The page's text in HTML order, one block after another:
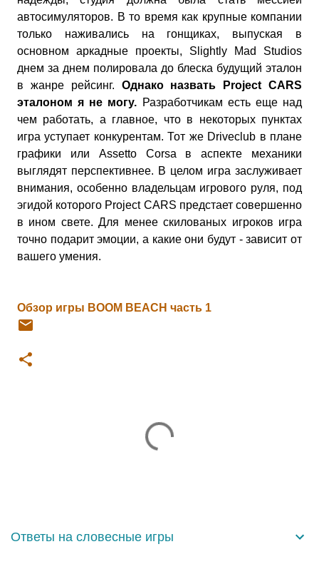
автосимуляторов. В то время как крупные компании
только наживались на гонщиках, выпуская в
основном аркадные проекты, Slightly Mad Studios
днем за днем полировала до блеска будущий эталон
в жанре рейсинг. Однако назвать Project CARS
эталоном я не могу. Разработчикам есть еще над
чем работать, а главное, что в некоторых пунктах
игра уступает конкурентам. Тот же Driveclub в плане
графики или Assetto Corsa в аспекте механики
выглядят перспективнее. В целом игра заслуживает
внимания, особенно владельцам игрового руля, под
эгидой которого Project CARS предстает совершенно
в ином свете. Для менее скилованых игроков игра
точно подарит эмоции, а какие они будут - зависит от
вашего умения.
Обзор игры BOOM BEACH часть 1
Ответы на словесные игры